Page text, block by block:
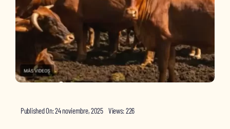
Published On: 24 noviembre, 2025 Views: 226